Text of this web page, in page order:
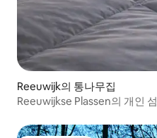
Reeuwijk의 통나무집
Reeuwijkse Plassen의 개인 섬